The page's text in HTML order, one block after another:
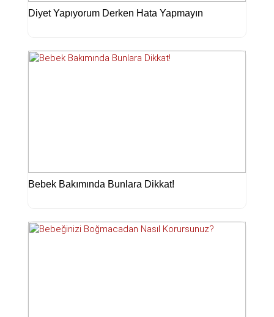
Diyet Yapıyorum Derken Hata Yapmayın
Bebek Bakımında Bunlara Dikkat!